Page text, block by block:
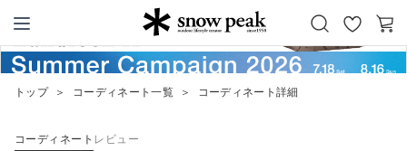
Snow Peak
お
カ
ー
トップ ＞ コーディネート一覧 ＞ コーディネート詳細
コーディネート レビュー